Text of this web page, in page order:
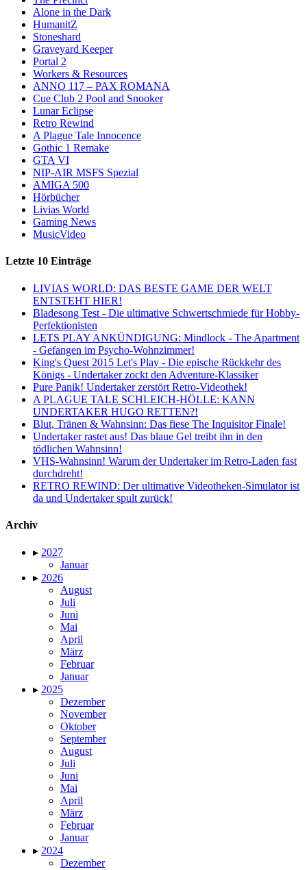
Alone in the Dark
HumanitZ
Stoneshard
Graveyard Keeper
Portal 2
Workers & Resources
ANNO 117 – PAX ROMANA
Cue Club 2 Pool and Snooker
Lunar Eclipse
Retro Rewind
A Plague Tale Innocence
Gothic 1 Remake
GTA VI
NIP-AIR MSFS Spezial
AMIGA 500
Hörbücher
Livias World
Gaming News
MusicVideo
Letzte 10 Einträge
LIVIAS WORLD: DAS BESTE GAME DER WELT
ENTSTEHT HIER!
Bladesong Test - Die ultimative Schwertschmiede für Hobby-
Perfektionisten
LETS PLAY ANKÜNDIGUNG: Mindlock - The Apartment
- Gefangen im Psycho-Wohnzimmer!
King's Quest 2015 Let's Play - Die epische Rückkehr des
Königs - Undertaker zockt den Adventure-Klassiker
Pure Panik! Undertaker zerstört Retro-Videothek!
A PLAGUE TALE SCHLEICH-HÖLLE: KANN
UNDERTAKER HUGO RETTEN?!
Blut, Tränen & Wahnsinn: Das fiese The Inquisitor Finale!
Undertaker rastet aus! Das blaue Gel treibt ihn in den
tödlichen Wahnsinn!
VHS-Wahnsinn! Warum der Undertaker im Retro-Laden fast
durchdreht!
RETRO REWIND: Der ultimative Videotheken-Simulator ist
da und Undertaker spult zurück!
Archiv
▸ 2027
Januar
▸ 2026
August
Juli
Juni
Mai
April
März
Februar
Januar
▸ 2025
Dezember
November
Oktober
September
August
Juli
Juni
Mai
April
März
Februar
Januar
▸ 2024
Dezember